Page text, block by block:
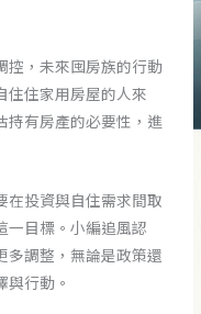
控，未來囤房族的行動
住住家用房屋的人來
持有房產的必要性，進
在投資與自住需求間取
一目標。小編追風認
多調整，無論是政策還
行動。